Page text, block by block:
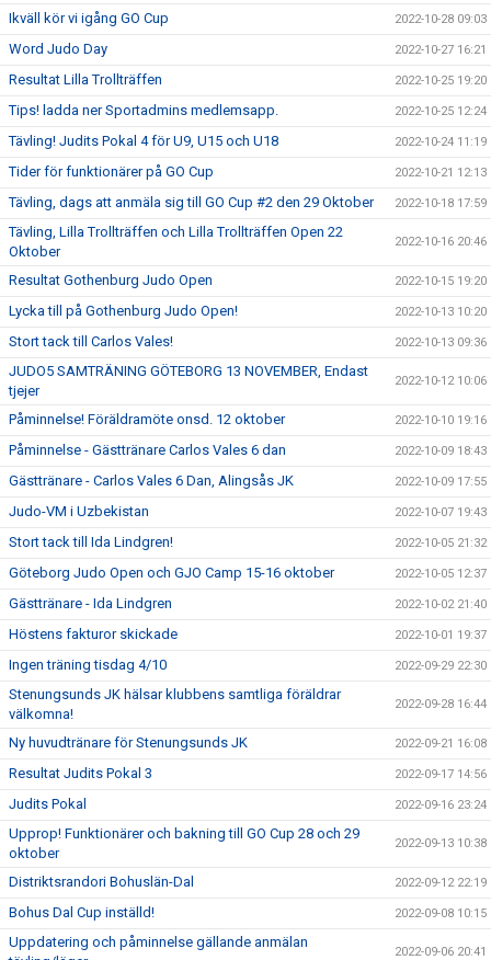
Ikväll kör vi igång GO Cup 2022-10-28 09:03
Word Judo Day 2022-10-27 16:21
Resultat Lilla Trollträffen 2022-10-25 19:20
Tips! ladda ner Sportadmins medlemsapp. 2022-10-25 12:24
Tävling! Judits Pokal 4 för U9, U15 och U18 2022-10-24 11:19
Tider för funktionärer på GO Cup 2022-10-21 12:13
Tävling, dags att anmäla sig till GO Cup #2 den 29 Oktober 2022-10-18 17:59
Tävling, Lilla Trollträffen och Lilla Trollträffen Open 22
Oktober
2022-10-16 20:46
Resultat Gothenburg Judo Open 2022-10-15 19:20
Lycka till på Gothenburg Judo Open! 2022-10-13 10:20
Stort tack till Carlos Vales! 2022-10-13 09:36
JUDO5 SAMTRÄNING GÖTEBORG 13 NOVEMBER, Endast
tjejer
2022-10-12 10:06
Påminnelse! Föräldramöte onsd. 12 oktober 2022-10-10 19:16
Påminnelse - Gästtränare Carlos Vales 6 dan 2022-10-09 18:43
Gästtränare - Carlos Vales 6 Dan, Alingsås JK 2022-10-09 17:55
Judo-VM i Uzbekistan 2022-10-07 19:43
Stort tack till Ida Lindgren! 2022-10-05 21:32
Göteborg Judo Open och GJO Camp 15-16 oktober 2022-10-05 12:37
Gästtränare - Ida Lindgren 2022-10-02 21:40
Höstens fakturor skickade 2022-10-01 19:37
Ingen träning tisdag 4/10 2022-09-29 22:30
Stenungsunds JK hälsar klubbens samtliga föräldrar
välkomna!
2022-09-28 16:44
Ny huvudtränare för Stenungsunds JK 2022-09-21 16:08
Resultat Judits Pokal 3 2022-09-17 14:56
Judits Pokal 2022-09-16 23:24
Upprop! Funktionärer och bakning till GO Cup 28 och 29
oktober
2022-09-13 10:38
Distriktsrandori Bohuslän-Dal 2022-09-12 22:19
Bohus Dal Cup inställd! 2022-09-08 10:15
Uppdatering och påminnelse gällande anmälan
2022-09-06 20:41